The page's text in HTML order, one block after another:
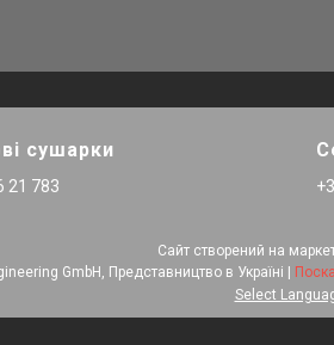
сушарки
21 783
Сайт створений на
Select